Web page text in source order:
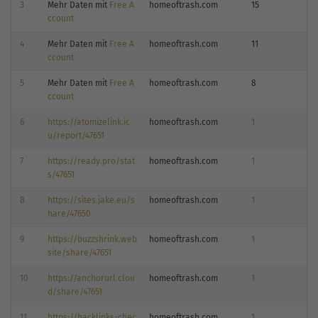
3 Mehr Daten mit Free A
ccount
homeoftrash.com 15
4 Mehr Daten mit Free A
ccount
homeoftrash.com 11
5 Mehr Daten mit Free A
ccount
homeoftrash.com 8
6
https://atomizelink.ic
u/report/47651
homeoftrash.com 1
7
https://ready.pro/stat
s/47651
homeoftrash.com 1
8
https://sites.jake.eu/s
hare/47650
homeoftrash.com 1
9
https://buzzshrink.web
site/share/47651
homeoftrash.com 1
10
https://anchorurl.clou
d/share/47651
homeoftrash.com 1